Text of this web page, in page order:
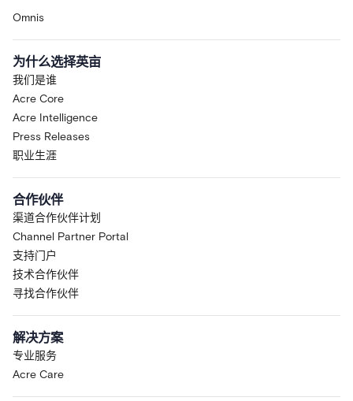
Omnis
为什么选择英亩
我们是谁
Acre Core
Acre Intelligence
Press Releases
职业生涯
合作伙伴
渠道合作伙伴计划
Channel Partner Portal
支持门户
技术合作伙伴
寻找合作伙伴
解决方案
专业服务
Acre Care